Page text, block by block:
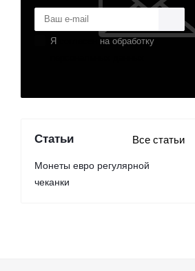
Я
на обработку
Статьи Все статьи
Монеты евро регулярной
чеканки